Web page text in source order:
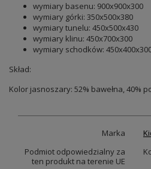
wymiary basenu: 900x900x300
wymiary górki: 350x500x380
wymiary tunelu: 450x500x430
wymiary klinu: 450x700x300
wymiary schodków:
Skład:
Kolor jasnoszary: 52% bawełna, 40%
Marka
Podmiot odpowiedzialny za
ten produkt na terenie UE